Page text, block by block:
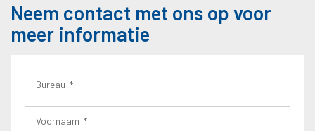
Neem contact met ons op voor
meer informatie